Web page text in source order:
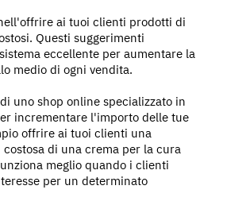
ai tuoi clienti prodotti di
Questi suggerimenti
eccellente per aumentare la
medio di ogni vendita.
uno shop online specializzato in
incrementare l'importo delle tue
offrire ai tuoi clienti una
di una crema per la cura
meglio quando i clienti
per un determinato